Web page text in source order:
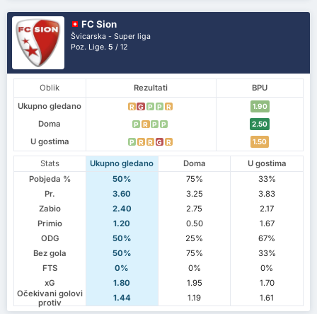
FC Sion
Švicarska - Super liga
Poz. Lige.5 / 12
Oblik Rezultati
BPU
Ukupno gledano
R G P P R 1.90
Doma P R P P 2.50
U gostima P R R G R 1.50
Stats Ukupno gledano Doma
U gostima
Pobjeda %
50% 75%
33%
Pr.
3.60 3.25
3.83
Zabio
2.40 2.75
2.17
Primio
1.20 0.50
1.67
ODG
50% 25%
67%
Bez gola
50% 75%
33%
FTS
0% 0%
0%
xG
1.80 1.95
1.70
Očekivani golovi
protiv
1.44 1.19 1.61